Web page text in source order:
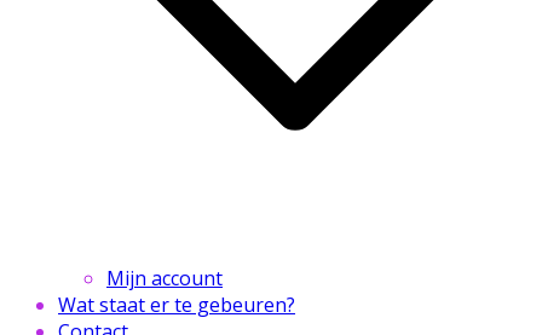
Mijn account
Wat staat er te gebeuren?